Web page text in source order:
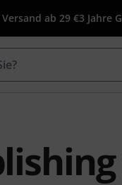
ab 29 €3 Jahre